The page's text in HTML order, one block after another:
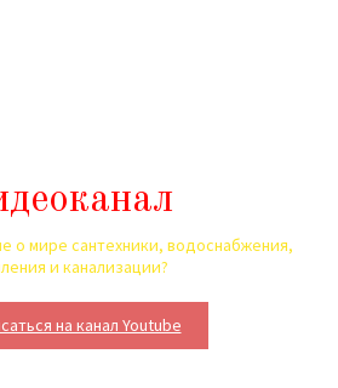
о мире сантехники, водоснабжения,
и канализации?
на канал Youtube